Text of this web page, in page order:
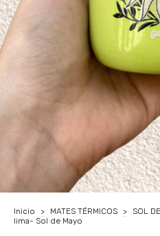
Inicio > MATES TÉRMICOS > SOL
lima- Sol de Mayo